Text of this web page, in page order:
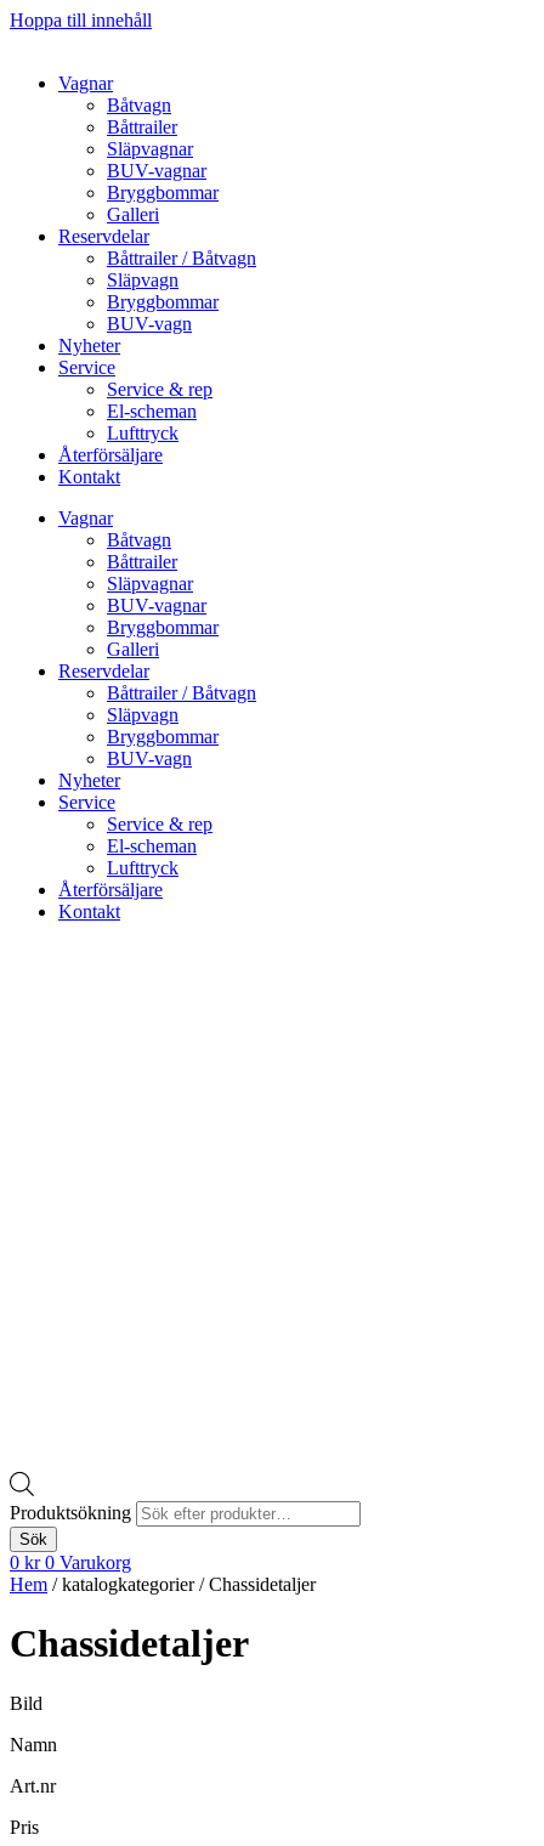
Hoppa till innehåll
Vagnar
Båtvagn
Båttrailer
Släpvagnar
BUV-vagnar
Bryggbommar
Galleri
Reservdelar
Båttrailer / Båtvagn
Släpvagn
Bryggbommar
BUV-vagn
Nyheter
Service
Service & rep
El-scheman
Lufttryck
Återförsäljare
Kontakt
Vagnar
Båtvagn
Båttrailer
Släpvagnar
BUV-vagnar
Bryggbommar
Galleri
Reservdelar
Båttrailer / Båtvagn
Släpvagn
Bryggbommar
BUV-vagn
Nyheter
Service
Service & rep
El-scheman
Lufttryck
Återförsäljare
Kontakt
Produktsökning
Sök
0 kr 0 Varukorg
Hem / katalogkategorier / Chassidetaljer
Chassidetaljer
Bild
Namn
Art.nr
Pris